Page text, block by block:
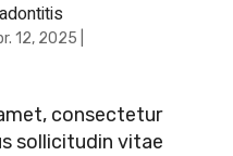
12, 2025
consectetur
sollicitudin vitae